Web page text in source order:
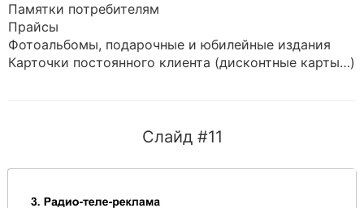
Памятки потребителям
Прайсы
Фотоальбомы, подарочные и юбилейные издания
Карточки постоянного клиента (дисконтные карты…)
Слайд #11